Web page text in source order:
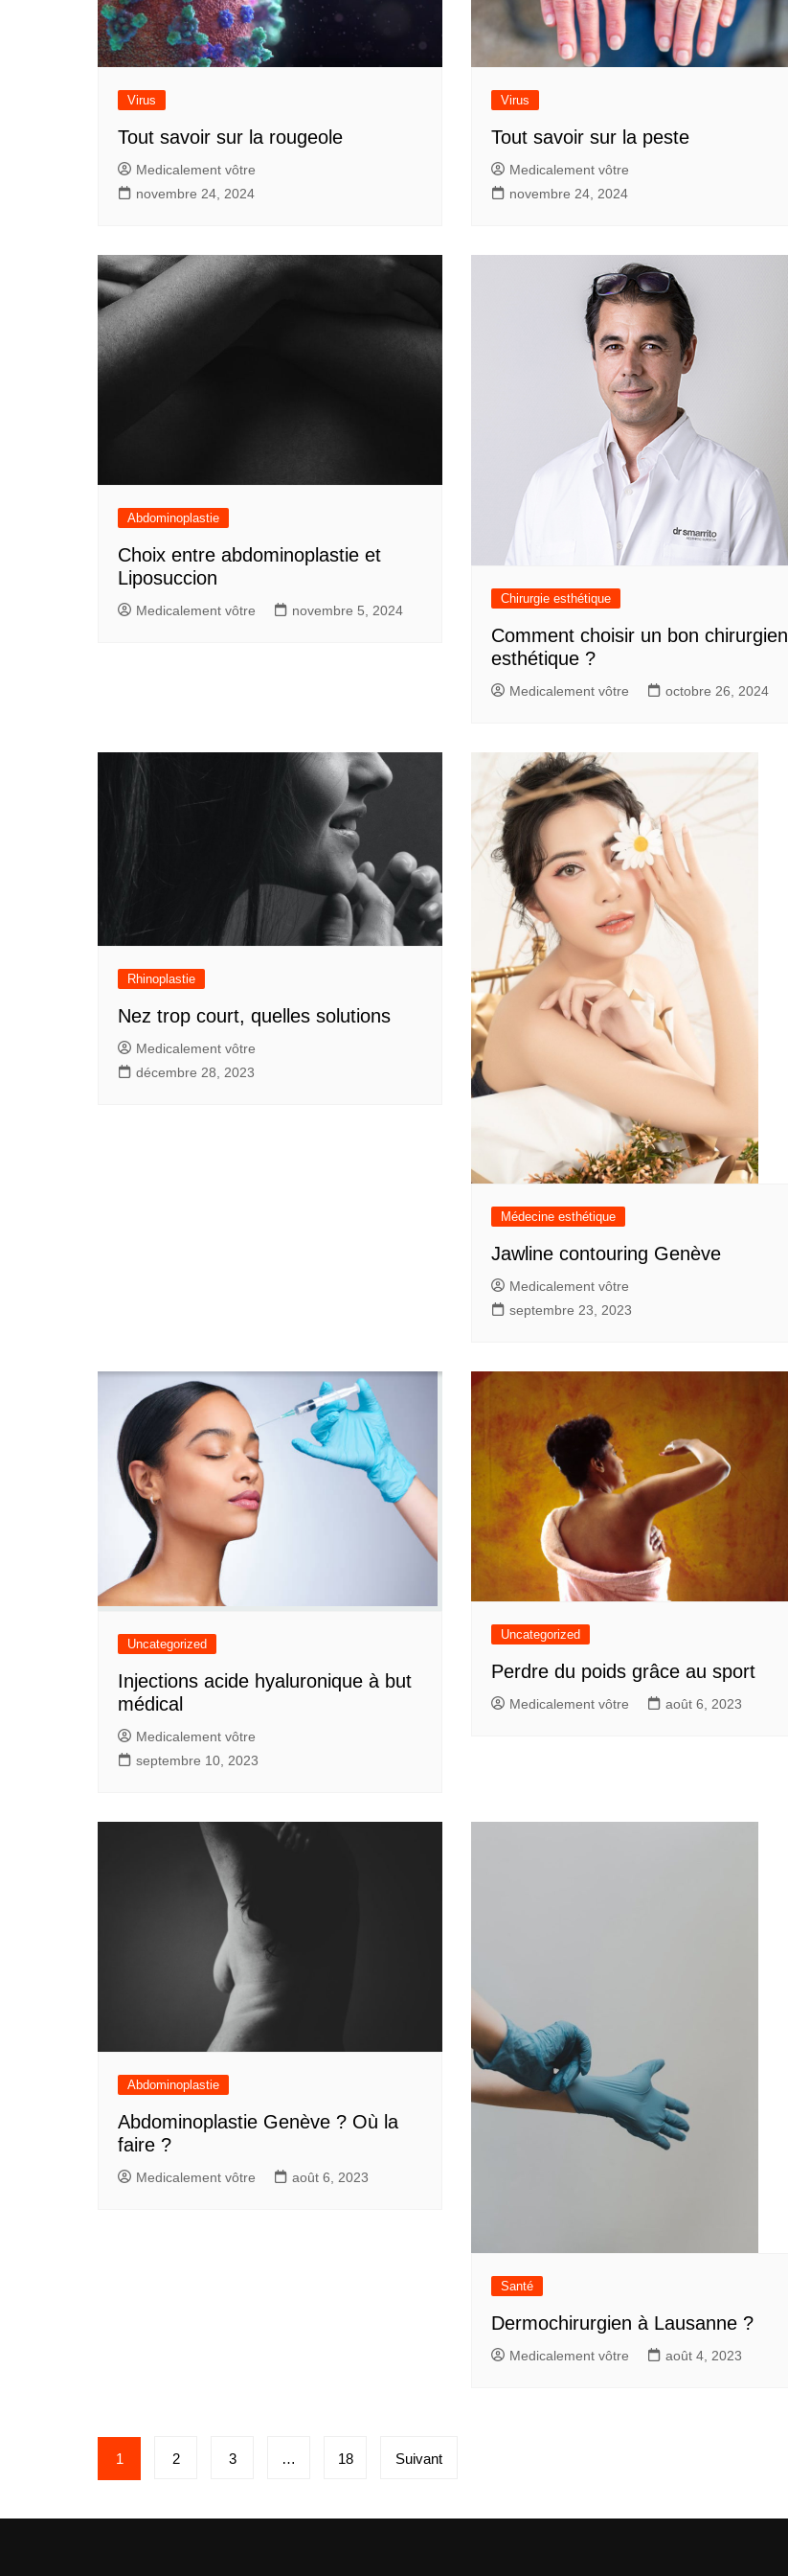
Comment se passe la
première consultation pour
Les prothèses mammaires ?
Virus
Tout savoir sur la rougeole
Medicalement vôtre
novembre 24, 2024
Virus
Tout savoir sur la peste
Medicalement vôtre
novembre 24, 2024
Abdominoplastie
Choix entre abdominoplastie et
Liposuccion
Medicalement vôtre novembre 5, 2024
Chirurgie esthétique
Comment choisir un bon chirurgien
esthétique ?
Medicalement vôtre octobre 26, 2024
Rhinoplastie
Nez trop court, quelles solutions
Medicalement vôtre
décembre 28, 2023
Médecine esthétique
Jawline contouring Genève
Medicalement vôtre
septembre 23, 2023
Uncategorized
Injections acide hyaluronique à but
médical
Medicalement vôtre
septembre 10, 2023
Uncategorized
Perdre du poids grâce au sport
Medicalement vôtre août 6, 2023
Abdominoplastie
Abdominoplastie Genève ? Où la
faire ?
Medicalement vôtre août 6, 2023
Santé
Dermochirurgien à Lausanne ?
Medicalement vôtre août 4, 2023
Pagination
des
publications
1 2 3 … 18 Suivant